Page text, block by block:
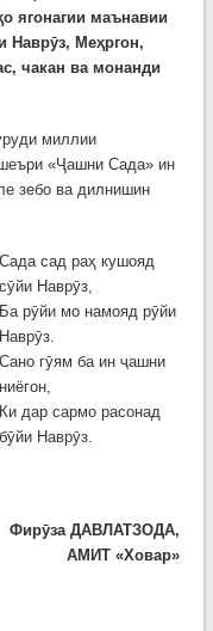
ягонагии маънавии
Наврӯз, Меҳргон,
чакан ва монанди
миллии
«Ҷашни Сада» ин
зебо ва дилнишин
Сада сад раҳ кушояд
сӯйи Наврӯз,
Ба рӯйи мо намояд рӯйи
Наврӯз.
Сано гӯям ба ин ҷашни
ниёгон,
Ки дар сармо расонад
бӯйи Наврӯз.
Фирӯза ДАВЛАТЗОДА,
АМИТ «Ховар»